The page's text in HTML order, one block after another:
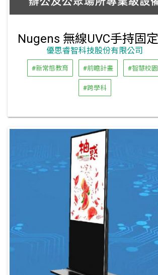
優思睿智科技股份有限公司
#新常態教育 #前瞻計畫 #智慧校園
#跨學科